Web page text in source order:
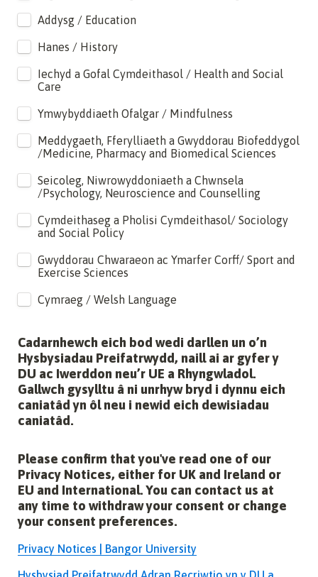
Addysg / Education
Hanes / History
Iechyd a Gofal Cymdeithasol / Health and Social
Care
Ymwybyddiaeth Ofalgar / Mindfulness
Meddygaeth, Fferylliaeth a Gwyddorau Biofeddygol
Seicoleg, Niwrowyddoniaeth a Chwnsela
/Psychology, Neuroscience and Counselling
Cymdeithaseg a Pholisi Cymdeithasol/ Sociology
and Social Policy
Gwyddorau Chwaraeon ac Ymarfer Corff/ Sport and
Exercise Sciences
Cymraeg / Welsh Language
Cadarnhewch eich bod wedi darllen un o’n
Hysbysiadau Preifatrwydd, naill ai ar gyfer y
DU ac Iwerddon neu’r UE a Rhyngwladol.
Gallwch gysylltu â ni unrhyw bryd i dynnu eich
caniatâd yn ôl neu i newid eich dewisiadau
caniatâd.
Please confirm that you've read one of our
Privacy Notices, either for UK and Ireland or
EU and International. You can contact us at
any time to withdraw your consent or change
your consent preferences.
Privacy Notices | Bangor University